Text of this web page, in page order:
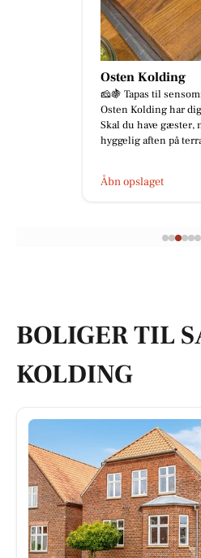
Osten Kolding
🧀🍇 Tapas til
Osten Kolding har
Skal du have gæster,
hyggelig aften på
Åbn opslaget
BOLIGER TIL
KOLDING